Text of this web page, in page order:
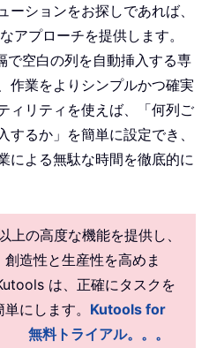
ションをお探しであれば、
アプローチを提供します。
空白の列を自動挿入する専
作業をよりシンプルかつ確実
ィリティを使えば、「何列ご
るか」を簡単に設定でき、
による無駄な時間を徹底的に
上の高度な機能を提供し、
造性と生産性を高めま
は、正確にタスクを
にします。 Kutools for
無料トライアル。。。